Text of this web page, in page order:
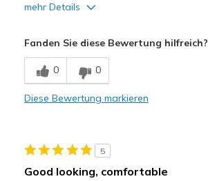
mehr Details
Breathe Well
Comfortable
Stylish
Fanden Sie diese Bewertung hilfreich?
0 0
Diese Bewertung markieren
5
Good looking, comfortable